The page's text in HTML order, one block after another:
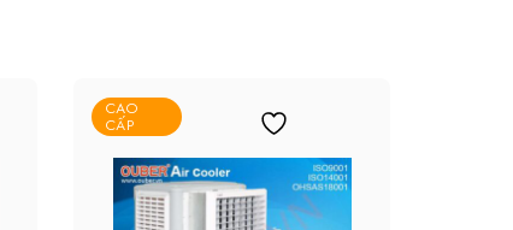
CAO
CẤP